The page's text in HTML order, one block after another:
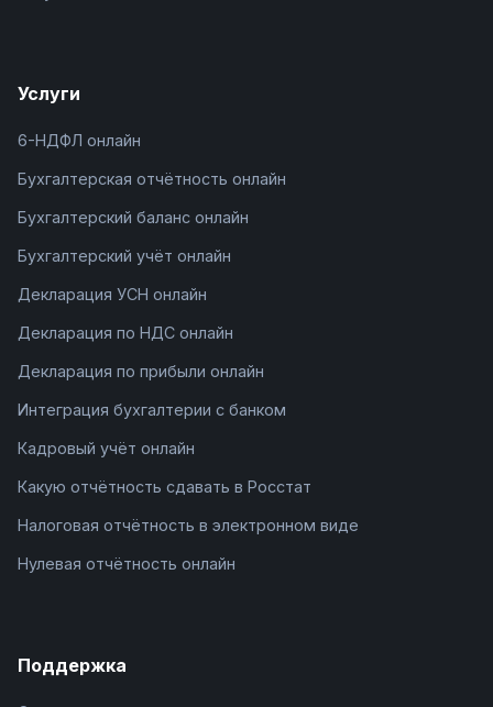
Услуги
6-НДФЛ онлайн
Бухгалтерская отчётность онлайн
Бухгалтерский баланс онлайн
Бухгалтерский учёт онлайн
Декларация УСН онлайн
Декларация по НДС онлайн
Декларация по прибыли онлайн
Интеграция бухгалтерии с банком
Кадровый учёт онлайн
Какую отчётность сдавать в Росстат
Налоговая отчётность в электронном виде
Нулевая отчётность онлайн
Поддержка